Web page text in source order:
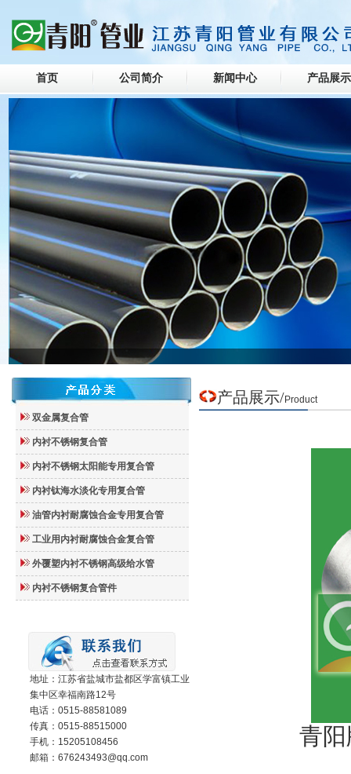
首页 公司简介 新闻中心 产品展示
双金属复合管
内衬不锈钢复合管
内衬不锈钢太阳能专用复合管
内衬钛海水淡化专用复合管
油管内衬耐腐蚀合金专用复合管
工业用内衬耐腐蚀合金复合管
外覆塑内衬不锈钢高级给水管
内衬不锈钢复合管件
地址：江苏省盐城市盐都区学富镇工业
集中区幸福南路12号
电话：0515-88581089
传真：0515-88515000
手机：15205108456
邮箱：676243493@qq.com
产品展示/Product
青